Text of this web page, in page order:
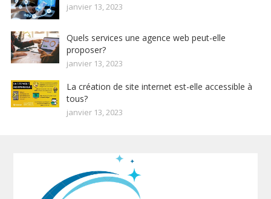
janvier 13, 2023
Quels services une agence web peut-elle
proposer?
janvier 13, 2023
La création de site internet est-elle accessible à
tous?
janvier 13, 2023